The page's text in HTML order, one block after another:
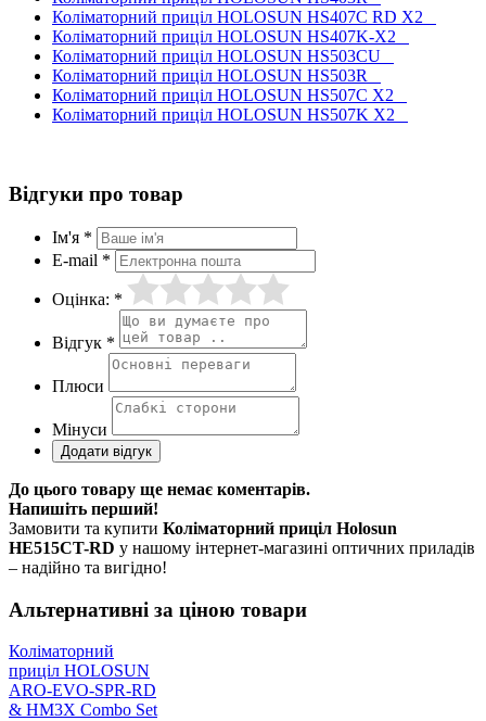
Коліматорний приціл HOLOSUN HS407C RD X2
Коліматорний приціл HOLOSUN HS407K-X2
Коліматорний приціл HOLOSUN HS503CU
Коліматорний приціл HOLOSUN HS503R
Коліматорний приціл HOLOSUN HS507C X2
Коліматорний приціл HOLOSUN HS507K X2
Відгуки про товар
Ім'я *
E-mail *
Оцінка: *
Відгук *
Плюси
Мінуси
До цього товару ще немає коментарів.
Напишіть перший!
Замовити та купити Коліматорний приціл Holosun
HE515CT-RD у нашому інтернет-магазині оптичних приладів
– надійно та вигідно!
Альтернативні за ціною товари
Коліматорний
приціл HOLOSUN
ARO-EVO-SPR-RD
& HM3X Combo Set